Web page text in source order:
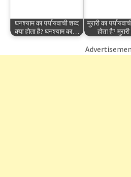
घनश्याम का पर्यायवाची शब्द
क्या होता है? घनश्याम का…
मुरारी का
होता है?